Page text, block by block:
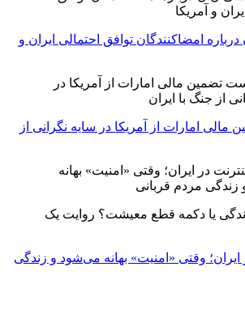
امضاکنندگان توافق احتمالی ایران و
امارات از آمریکا در سایه نگرانی از
زندگی یا دکمه قطع معیشت؟ روایت یک
ایران؛ وقتی «امنیت» بهانه می‌شود و زندگی